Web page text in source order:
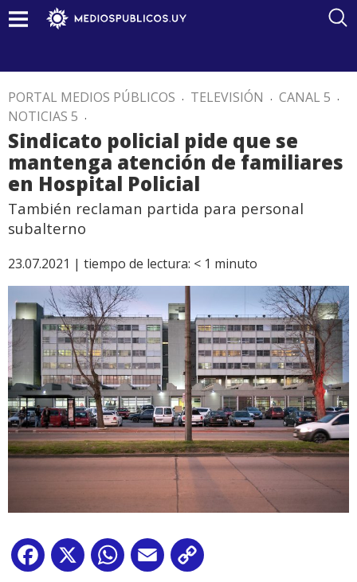
PORTAL MEDIOS PÚBLICOS . TELEVISIÓN . CANAL 5 .
NOTICIAS 5 .
Sindicato policial pide que se
mantenga atención de familiares
en Hospital Policial
También reclaman partida para personal
subalterno
23.07.2021 | tiempo de lectura: < 1 minuto
Facebook
X WhatsApp
Email